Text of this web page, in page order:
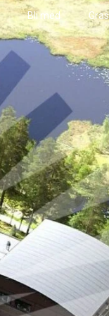
Bli med